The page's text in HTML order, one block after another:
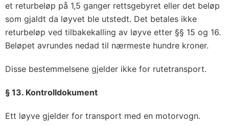
et returbeløp på 1,5 ganger rettsgebyret eller det beløp
som gjaldt da løyvet ble utstedt. Det betales ikke
returbeløp ved tilbakekalling av løyve etter §§ 15 og 16.
Beløpet avrundes nedad til nærmeste hundre kroner.
Disse bestemmelsene gjelder ikke for rutetransport.
§ 13. Kontrolldokument
Ett løyve gjelder for transport med en motorvogn.